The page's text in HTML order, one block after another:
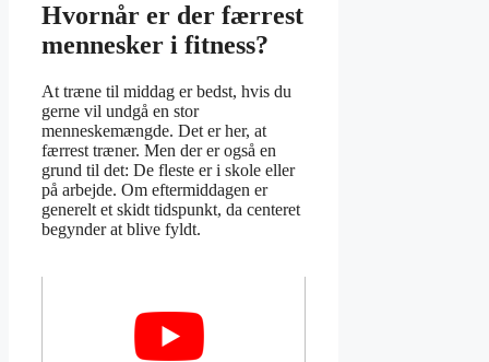
Hvornår er der færrest
mennesker i fitness?
At træne til middag er bedst, hvis du
gerne vil undgå en stor
menneskemængde. Det er her, at
færrest træner. Men der er også en
grund til det: De fleste er i skole eller
på arbejde. Om eftermiddagen er
generelt et skidt tidspunkt, da centeret
begynder at blive fyldt.